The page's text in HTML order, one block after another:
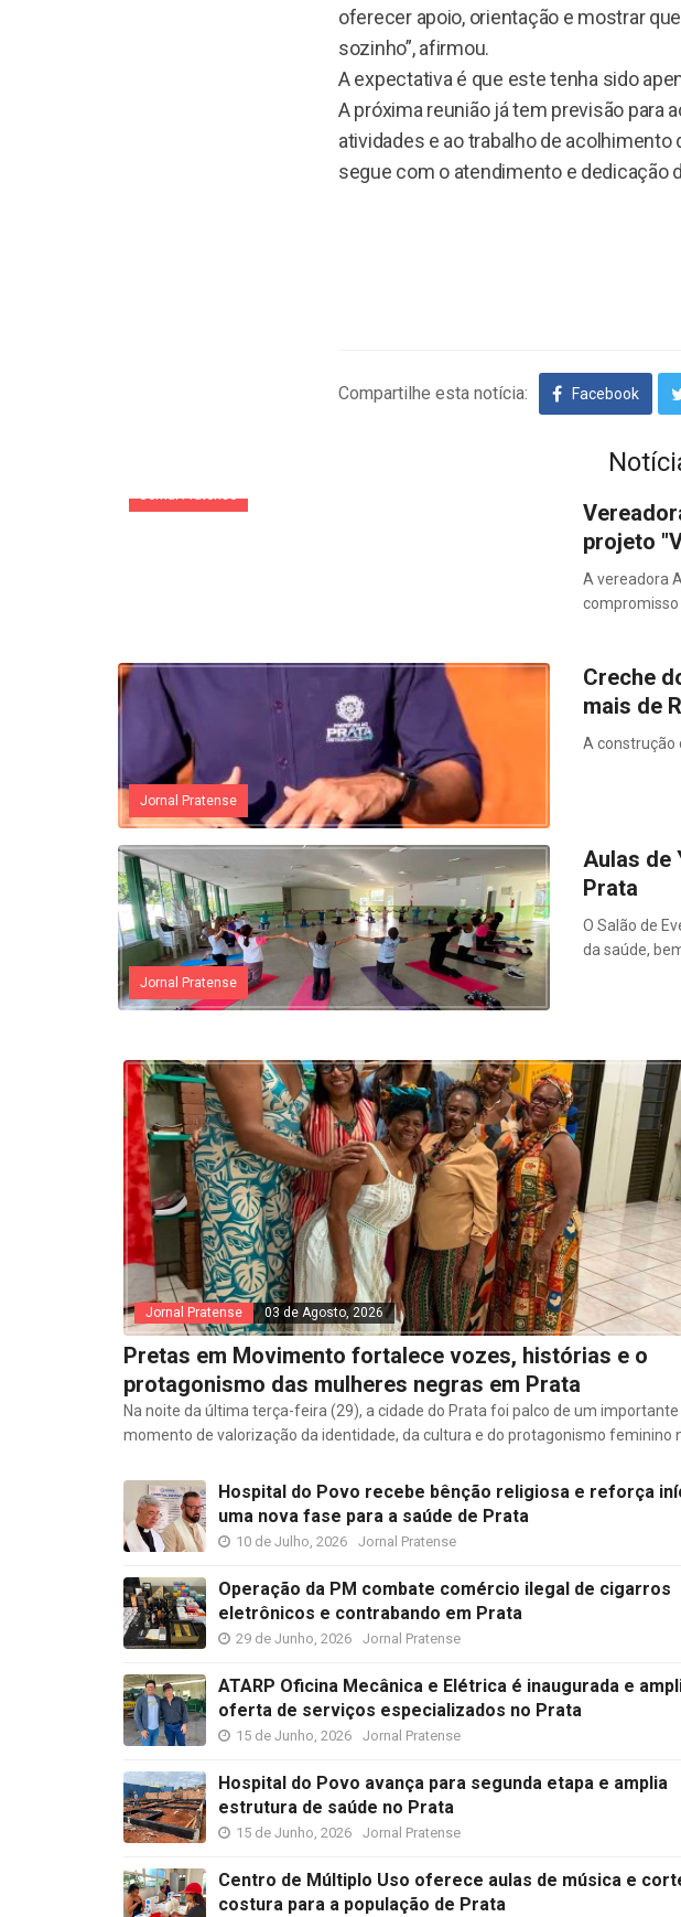
oferecer apoio, orientação e mostrar
sozinho”, afirmou.
A expectativa é que este tenha sido
A próxima reunião já tem previsão para
atividades e ao trabalho de
segue com o atendimento e dedicação
Compartilhe esta notícia: Facebook
Jornal Pratense
projeto
A vereadora
compromisso
Jornal Pratense
Creche
mais de
A construção
Jornal Pratense
Aulas de
Prata
O Salão de
da saúde,
Jornal Pratense 03 de Agosto, 2026
Pretas em Movimento fortalece vozes, histórias e o
protagonismo das mulheres negras em Prata
Na noite da última terça-feira (29), a cidade do Prata foi palco de um importante
momento de valorização da identidade, da cultura e do protagonismo feminino
Hospital do Povo recebe bênção religiosa e reforça
uma nova fase para a saúde de Prata
10 de Julho, 2026 Jornal Pratense
Operação da PM combate comércio ilegal de cigarros
eletrônicos e contrabando em Prata
29 de Junho, 2026 Jornal Pratense
ATARP Oficina Mecânica e Elétrica é inaugurada e
oferta de serviços especializados no Prata
15 de Junho, 2026 Jornal Pratense
Hospital do Povo avança para segunda etapa e amplia
estrutura de saúde no Prata
15 de Junho, 2026 Jornal Pratense
Centro de Múltiplo Uso oferece aulas de música e
costura para a população de Prata